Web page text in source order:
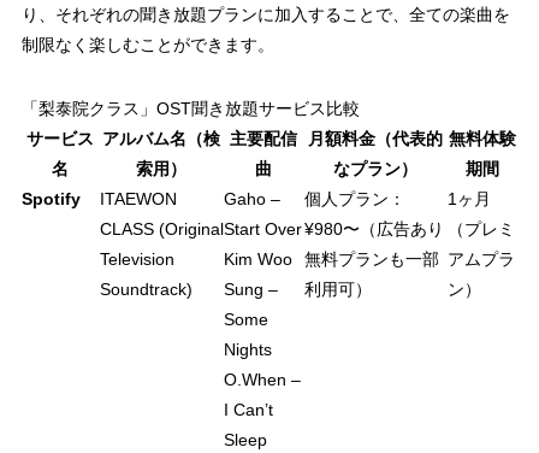
り、それぞれの聞き放題プランに加入することで、全ての楽曲を
制限なく楽しむことができます。
「梨泰院クラス」OST聞き放題サービス比較
サービス
名
アルバム名（検
索用）
主要配信
曲
月額料金（代表的
なプラン）
無料体験
期間
Spotify
ITAEWON
CLASS (Original
Television
Soundtrack)
Gaho –
Start Over
Kim Woo
Sung –
Some
Nights
O.When –
I Can’t
Sleep
個人プラン：
¥980〜（広告あり
無料プランも一部
利用可）
1ヶ月
（プレミ
アムプラ
ン）